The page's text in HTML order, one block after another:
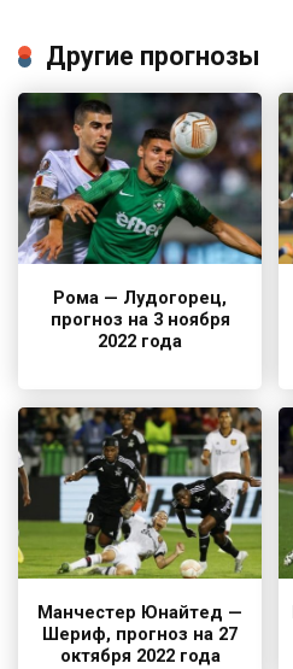
Другие прогнозы
Рома — Лудогорец,
прогноз на 3 ноября
2022 года
Манчестер Юнайтед —
Шериф, прогноз на 27
октября 2022 года